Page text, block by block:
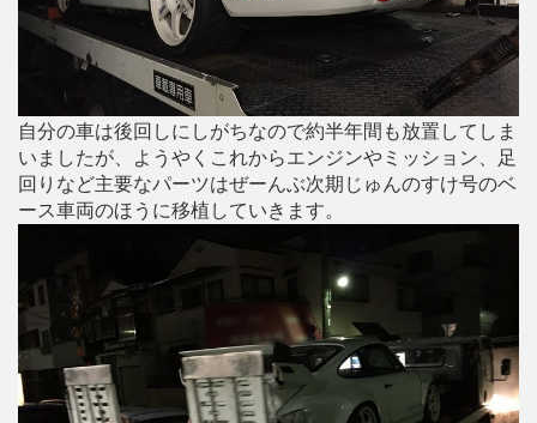
自分の車は後回しにしがちなので約半年間も放置してしま
いましたが、ようやくこれからエンジンやミッション、足
回りなど主要なパーツはぜーんぶ次期じゅんのすけ号のベ
ース車両のほうに移植していきます。